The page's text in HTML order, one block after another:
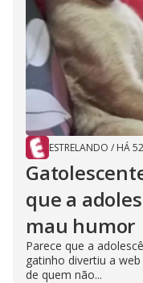
ESTRELANDO / HÁ
que a
mau humor
Parece que a
gatinho divertiu a
de quem não...